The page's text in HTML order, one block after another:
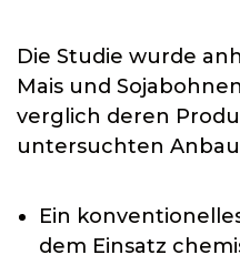
Die Studie wurde
Mais und
verglich deren
untersuchten
Ein
dem Einsatz